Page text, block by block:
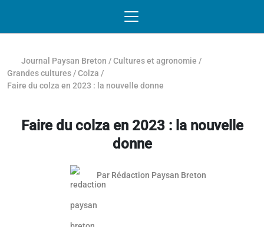
Journal Paysan Breton /Cultures et agronomie /
Grandes cultures /Colza /
Faire du colza en 2023 : la nouvelle donne
Faire du colza en 2023 : la nouvelle
donne
Article réservé aux abonnés
Par Rédaction Paysan Breton